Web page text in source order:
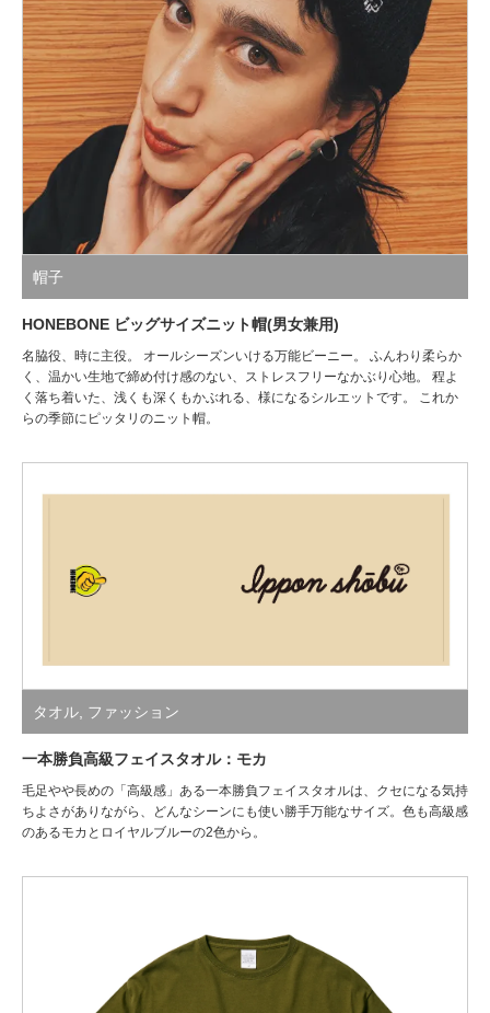
帽子
HONEBONE ビッグサイズニット帽(男女兼用)
名脇役、時に主役。 オールシーズンいける万能ビーニー。 ふんわり柔らか
く、温かい生地で締め付け感のない、ストレスフリーなかぶり心地。 程よ
く落ち着いた、浅くも深くもかぶれる、様になるシルエットです。 これか
らの季節にピッタリのニット帽。
タオル ファッション
一本勝負高級フェイスタオル：モカ
毛足やや長めの「高級感」ある一本勝負フェイスタオルは、クセになる気持
ちよさがありながら、どんなシーンにも使い勝手万能なサイズ。色も高級感
のあるモカとロイヤルブルーの2色から。